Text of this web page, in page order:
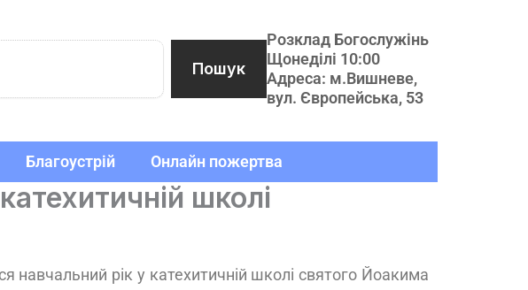
Пошук
Розклад Богослужінь
Щонеділі 10:00
Адреса: м.Вишневе,
вул. Європейська, 53
Благоустрій Онлайн пожертва
школі
навчальний рік у катехитичній школі святого Йоакима